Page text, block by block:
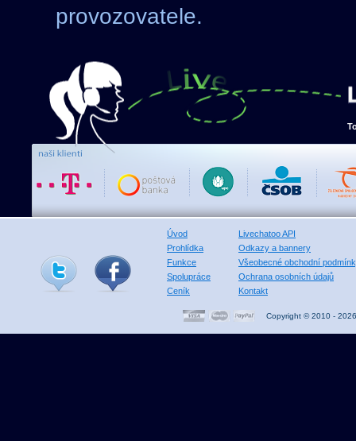
provozovatele.
Úvod
Prohlídka
Funkce
Spolupráce
Ceník
Livechatoo API
Odkazy a bannery
Všeobecné obchodní
Ochrana osobních údajů
Kontakt
Copyright © 2010 -